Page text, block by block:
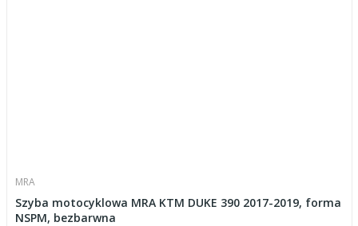
MRA
Szyba motocyklowa MRA KTM DUKE 390 2017-2019, forma
NSPM, bezbarwna